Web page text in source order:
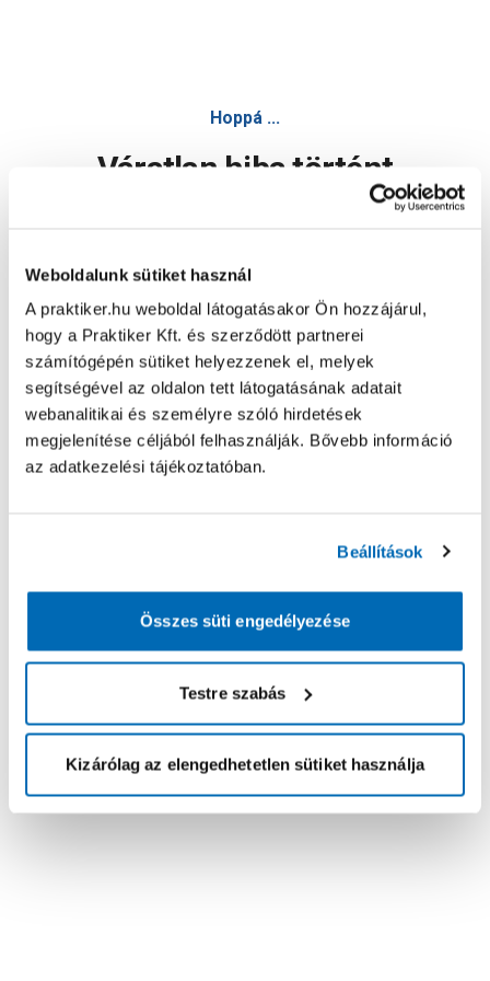
Weboldalunk sütiket használ
A praktiker.hu weboldal látogatásakor Ön hozzájárul,
hogy a Praktiker Kft. és szerződött partnerei
számítógépén sütiket helyezzenek el, melyek
segítségével az oldalon tett látogatásának adatait
webanalitikai és személyre szóló hirdetések
megjelenítése céljából felhasználják. Bővebb információ
az adatkezelési tájékoztatóban.
Beállítások
Összes süti engedélyezése
Testre szabás
Kizárólag az elengedhetetlen sütiket használja
Hoppá ...
Váratlan hiba történt
Oldal újratöltése